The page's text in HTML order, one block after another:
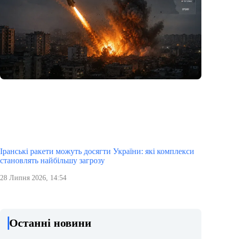
Іранські ракети можуть досягти України: які комплекси
становлять найбільшу загрозу
28 Липня 2026, 14:54
Останні новини